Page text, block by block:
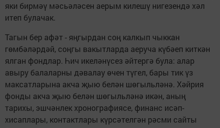
яки бирмәү мәсьәләсен аерым килешү нигезендә хәл
итеп булачак.
Тагын бер афәт - яңгырдан соң калкып чыккан
гөмбәләрдәй, соңгы вакытларда аеруча күбәеп киткән
ялган фондлар. Һич икеләнүсез әйтергә була: алар
авыру балаларны дәвалау өчен түгел, бары тик үз
максатларына акча җыю белән шөгыльләнә. Хәйрия
фонды акча җыю белән шөгыльләнә икән, аның
тарихы, эшчәнлек хронографиясе, финанс исәп-
хисаплары, контактлары күрсәтелгән рәсми сайты